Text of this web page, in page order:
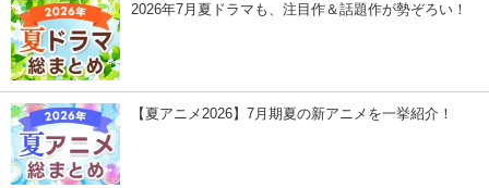
2026年7月夏ドラマも、注目作＆話題作が勢ぞろい！
【夏アニメ2026】7月期夏の新アニメを一挙紹介！